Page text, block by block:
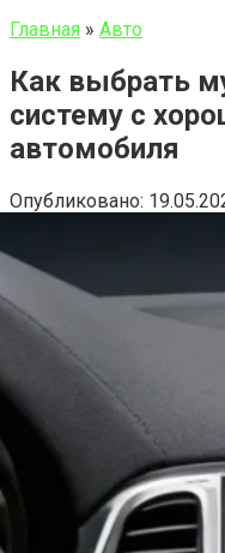
Главная » Авто
Как выбрать
систему с
автомобиля
Опубликовано: